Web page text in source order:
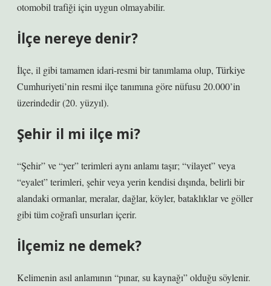
otomobil trafiği için uygun olmayabilir.
İlçe nereye denir?
İlçe, il gibi tamamen idari-resmi bir tanımlama olup, Türkiye
Cumhuriyeti’nin resmi ilçe tanımına göre nüfusu 20.000’in
üzerindedir (20. yüzyıl).
Şehir il mi ilçe mi?
“Şehir” ve “yer” terimleri aynı anlamı taşır; “vilayet” veya
“eyalet” terimleri, şehir veya yerin kendisi dışında, belirli bir
alandaki ormanlar, meralar, dağlar, köyler, bataklıklar ve göller
gibi tüm coğrafi unsurları içerir.
İlçemiz ne demek?
Kelimenin asıl anlamının “pınar, su kaynağı” olduğu söylenir.